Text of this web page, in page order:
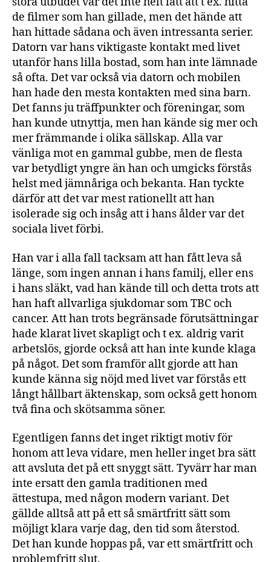
de filmer som han gillade, men det hände att
han hittade sådana och även intressanta serier.
Datorn var hans viktigaste kontakt med livet
utanför hans lilla bostad, som han inte lämnade
så ofta. Det var också via datorn och mobilen
han hade den mesta kontakten med sina barn.
Det fanns ju träffpunkter och föreningar, som
han kunde utnyttja, men han kände sig mer och
mer främmande i olika sällskap. Alla var
vänliga mot en gammal gubbe, men de flesta
var betydligt yngre än han och umgicks förstås
helst med jämnåriga och bekanta. Han tyckte
därför att det var mest rationellt att han
isolerade sig och insåg att i hans ålder var det
sociala livet förbi.
Han var i alla fall tacksam att han fått leva så
länge, som ingen annan i hans familj, eller ens
i hans släkt, vad han kände till och detta trots att
han haft allvarliga sjukdomar som TBC och
cancer. Att han trots begränsade förutsättningar
hade klarat livet skapligt och t ex. aldrig varit
arbetslös, gjorde också att han inte kunde klaga
på något. Det som framför allt gjorde att han
kunde känna sig nöjd med livet var förstås ett
långt hållbart äktenskap, som också gett honom
två fina och skötsamma söner.
Egentligen fanns det inget riktigt motiv för
honom att leva vidare, men heller inget bra sätt
att avsluta det på ett snyggt sätt. Tyvärr har man
inte ersatt den gamla traditionen med
ättestupa, med någon modern variant. Det
gällde alltså att på ett så smärtfritt sätt som
möjligt klara varje dag, den tid som återstod.
Det han kunde hoppas på, var ett smärtfritt och